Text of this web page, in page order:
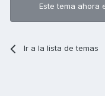
Este tema ahora
Ir a la lista de temas